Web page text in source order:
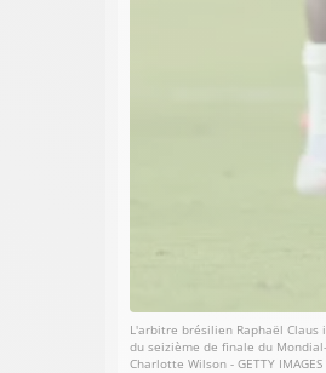
L'arbitre brésilien Raphaël
du seizième de finale du
Charlotte Wilson - GETTY IMAGES